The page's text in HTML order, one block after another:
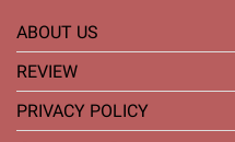
ABOUT US
REVIEW
PRIVACY POLICY